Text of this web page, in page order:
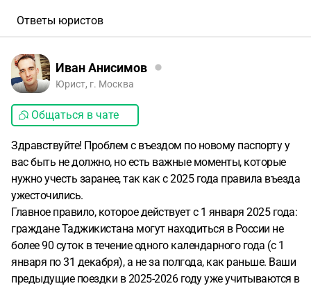
Ответы юристов
Иван Анисимов
Юрист, г. Москва
Общаться в чате
Здравствуйте! Проблем с въездом по новому паспорту у
вас быть не должно, но есть важные моменты, которые
нужно учесть заранее, так как с 2025 года правила въезда
ужесточились.
Главное правило, которое действует с 1 января 2025 года:
граждане Таджикистана могут находиться в России не
более 90 суток в течение одного календарного года (с 1
января по 31 декабря), а не за полгода, как раньше. Ваши
предыдущие поездки в 2025-2026 году уже учитываются в